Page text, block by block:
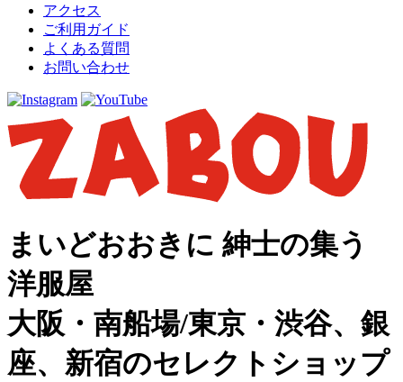
アクセス
ご利用ガイド
よくある質問
お問い合わせ
まいどおおきに 紳士の集う
洋服屋
大阪・南船場/東京・渋谷、銀
座、新宿のセレクトショップ